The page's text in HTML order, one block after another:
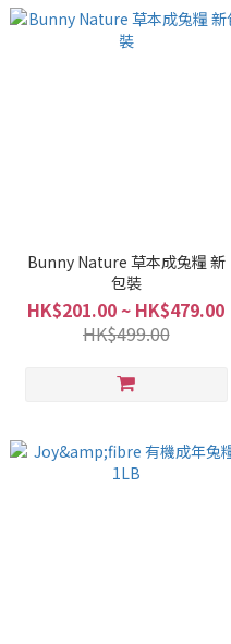
Bunny Nature 草本成兔糧 新
包裝
HK$201.00 ~ HK$479.00
HK$499.00